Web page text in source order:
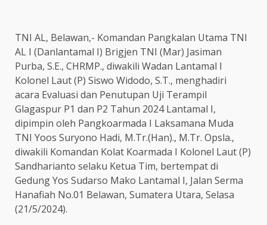
TNI AL, Belawan,- Komandan Pangkalan Utama TNI
AL I (Danlantamal I) Brigjen TNI (Mar) Jasiman
Purba, S.E., CHRMP., diwakili Wadan Lantamal I
Kolonel Laut (P) Siswo Widodo, S.T., menghadiri
acara Evaluasi dan Penutupan Uji Terampil
Glagaspur P1 dan P2 Tahun 2024 Lantamal I,
dipimpin oleh Pangkoarmada I Laksamana Muda
TNI Yoos Suryono Hadi, M.Tr.(Han)., M.Tr. Opsla.,
diwakili Komandan Kolat Koarmada I Kolonel Laut (P)
Sandharianto selaku Ketua Tim, bertempat di
Gedung Yos Sudarso Mako Lantamal I, Jalan Serma
Hanafiah No.01 Belawan, Sumatera Utara, Selasa
(21/5/2024).